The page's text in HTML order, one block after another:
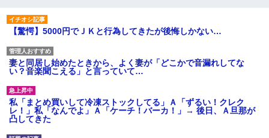
【驚愕】5000円でＪＫと行為してきたが後悔しかない…
妻と同居し始めたときから、よく妻が「どこかで音漏れしてな
い？音楽聞こえる」と言っていて…
私「まとめ買いして冷凍ストックしてる」Ａ「ずるい！クレク
レ！」私「なんでよ」Ａ「ケーチ！バーカ！」→ 後日、Ａ旦那が
凸してきた